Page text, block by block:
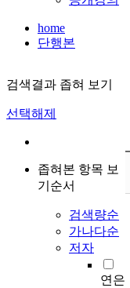
home
단행본
검색결과 좁혀 보기
선택해제
좁혀본 항목 보
기순서
검색량순
가나다순
저자
연은